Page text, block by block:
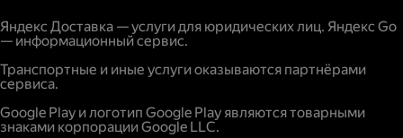
Яндекс Доставка — услуги для юридических лиц. Яндекс Go
— информационный сервис.
Транспортные и иные услуги оказываются партнёрами
сервиса.
Google Play и логотип Google Play являются товарными
знаками корпорации Google LLC.